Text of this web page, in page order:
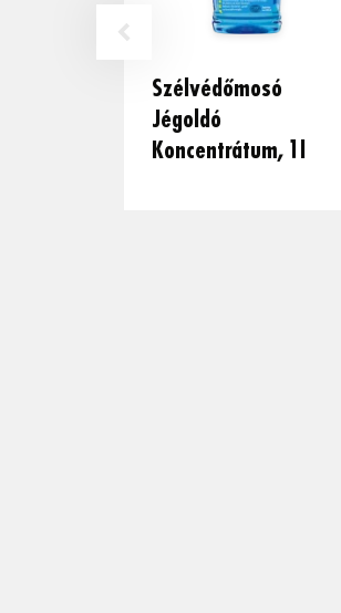
Szélvédőmosó
Jégoldó
Koncentrátum, 1l